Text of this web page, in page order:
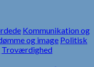
Kommunikation og
og image Politisk
Troværdighed